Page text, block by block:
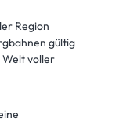
Region
gültig
Welt voller